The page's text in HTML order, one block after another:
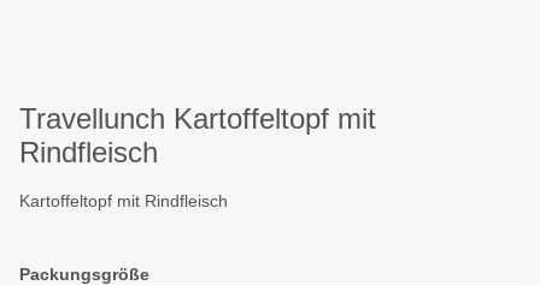
Travellunch Kartoffeltopf mit
Rindfleisch
Kartoffeltopf mit Rindfleisch
Packungsgröße